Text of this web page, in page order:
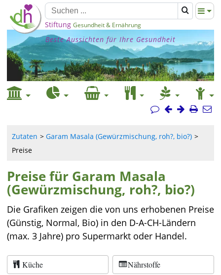
Stiftung Gesundheit & Ernährung
Beste Aussichten für Ihre Gesundheit
Zutaten
Garam Masala (Gewürzmischung, roh?, bio?)
Preise
Preise für Garam Masala
(Gewürzmischung, roh?, bio?)
Die Grafiken zeigen die von uns erhobenen Preise
(Günstig, Normal, Bio) in den D-A-CH-Ländern
(max. 3 Jahre) pro Supermarkt oder Handel.
Küche Nährstoffe